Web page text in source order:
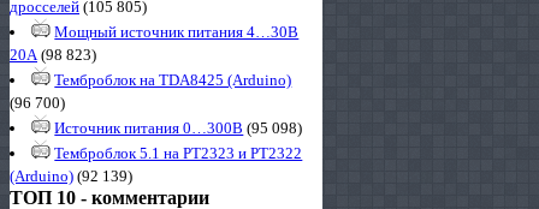
дросселей (105 805)
Мощный источник питания 4…30В
20А(98 823)
Темброблок на TDA8425 (Arduino)
(96 700)
Источник питания 0…300В (95 098)
Темброблок 5.1 на PT2323 и PT2322
(Arduino) (92 139)
ТОП 10 - комментарии